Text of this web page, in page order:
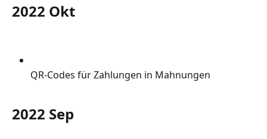
2022 Okt
QR-Codes für Zahlungen in Mahnungen
2022 Sep